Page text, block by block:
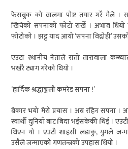
फेसबुक को वालमा पोष्ट तयार गरेँ मैले ।
खिचेको सपनाको फोटो राखेँ । अभाव
फोटोको । झट्ट याद आयो ‘सपना विद्रोही’
एउटा स्थानीय नेताले रातो तारावाला
भर्खरै ट्याग गरेको थियो ।
‘हार्दिक श्रद्धाञ्जली कमरेड सपना !’
बेकार भयो मेरो प्रयास । अब रहिन सपना ।
स्वार्थी दुनियाँ बाट बिदा भईसकेकी थिई ।
थिएन यो । एउटी शाहसी लडाकु, युगले
उसैले जन्माएको गणतन्त्रको उपहास थियो ।